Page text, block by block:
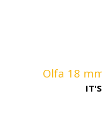
Olfa 18